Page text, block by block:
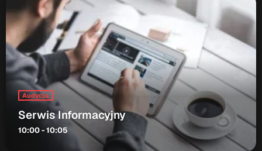
Audycja
Serwis Informacyjny
10:00 - 10:05